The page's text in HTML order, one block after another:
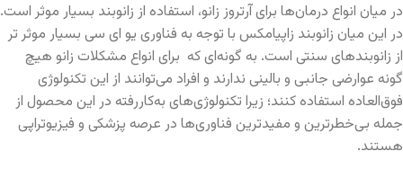
در میان انواع درمان‌ها برای آرتروز زانو، استفاده از زانوبند بسیار موثر است.
در این میان زانوبند زاپیامکس با توجه به فناوری یو ای سی بسیار موثر تر
از زانوبندهای سنتی است. به گونه‌ای که برای انواع مشکلات زانو هیچ
‌گونه عوارضی جانبی و بالینی ندارند و افراد می‌توانند از این تکنولوژی
فوق‌العاده استفاده کنند؛ زیرا تکنولوژی‌های به‌کاررفته در این محصول از
جمله بی‌خطرترین و مفیدترین فناوری‌ها در عرصه پزشکی و فیزیوتراپی
هستند.